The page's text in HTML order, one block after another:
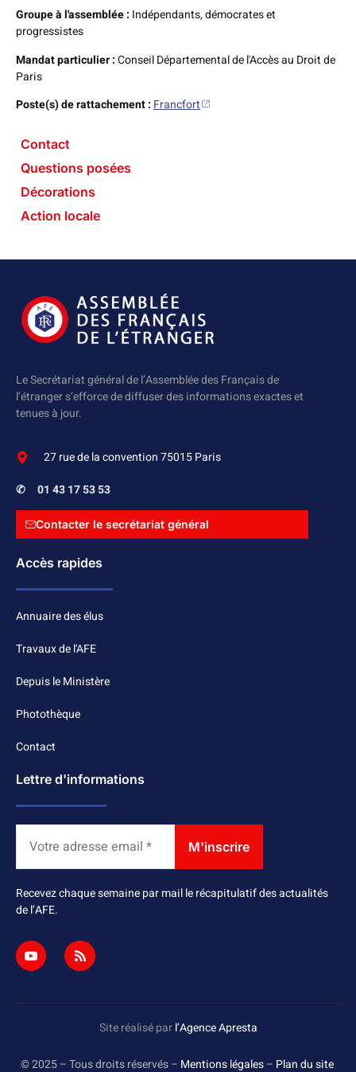
Contact
Questions posées
Décorations
Action locale
Groupe à l'assemblée : Indépendants, démocrates et
progressistes
Mandat particulier :Conseil Départemental de l'Accès au Droit de
Paris
Poste(s) de rattachement : Francfort
Le Secrétariat général de l’Assemblée des Français de
l’étranger s’efforce de diffuser des informations exactes et
tenues à jour.
27 rue de la convention 75015 Paris
✆ 01 43 17 53 53
Contacter le secrétariat général
Accès rapides
Annuaire des élus
Travaux de l'AFE
Depuis le Ministère
Photothèque
Contact
Lettre d'informations
Recevez chaque semaine par mail le récapitulatif des actualités
de l’AFE.
Site réalisé parl’Agence Apresta
© 2025 – Tous droits réservés – Mentions légales– Plan du site